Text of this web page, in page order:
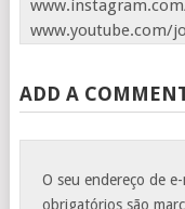
www.youtube.com/
ADD A
O seu endereço de
obrigatórios são